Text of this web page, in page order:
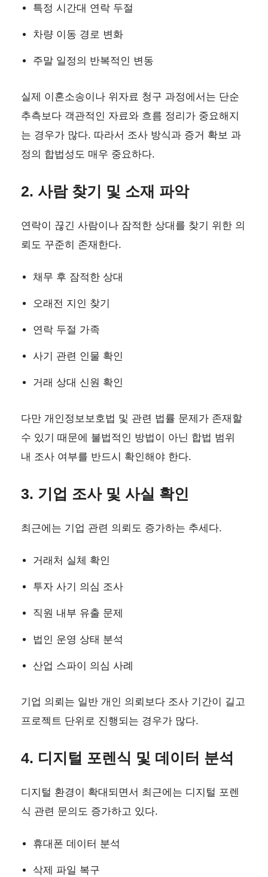
특정 시간대 연락 두절
차량 이동 경로 변화
주말 일정의 반복적인 변동
실제 이혼소송이나 위자료 청구 과정에서는 단순
추측보다 객관적인 자료와 흐름 정리가 중요해지
는 경우가 많다. 따라서 조사 방식과 증거 확보 과
정의 합법성도 매우 중요하다.
2. 사람 찾기 및 소재 파악
연락이 끊긴 사람이나 잠적한 상대를 찾기 위한 의
뢰도 꾸준히 존재한다.
채무 후 잠적한 상대
오래전 지인 찾기
연락 두절 가족
사기 관련 인물 확인
거래 상대 신원 확인
다만 개인정보보호법 및 관련 법률 문제가 존재할
수 있기 때문에 불법적인 방법이 아닌 합법 범위
내 조사 여부를 반드시 확인해야 한다.
3. 기업 조사 및 사실 확인
최근에는 기업 관련 의뢰도 증가하는 추세다.
거래처 실체 확인
투자 사기 의심 조사
직원 내부 유출 문제
법인 운영 상태 분석
산업 스파이 의심 사례
기업 의뢰는 일반 개인 의뢰보다 조사 기간이 길고
프로젝트 단위로 진행되는 경우가 많다.
4. 디지털 포렌식 및 데이터 분석
디지털 환경이 확대되면서 최근에는 디지털 포렌
식 관련 문의도 증가하고 있다.
휴대폰 데이터 분석
삭제 파일 복구